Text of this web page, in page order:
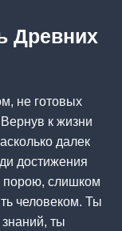
Древних
не готовых
к жизни
далек
достижения
порою, слишком
человеком. Ты
ты